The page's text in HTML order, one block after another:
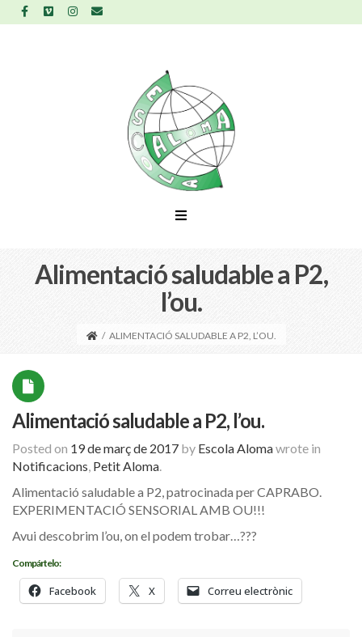
Alimentació saludable a P2,
l’ou.
/ ALIMENTACIÓ SALUDABLE A P2, L’OU.
Alimentació saludable a P2, l’ou.
Posted on 19 de març de 2017 by Escola Alomawrote in
Notificacions, Petit Aloma.
Alimentació saludable a P2, patrocinada per CAPRABO.
EXPERIMENTACIÓ SENSORIAL AMB OU!!!
Avui descobrim l’ou, on el podem trobar…???
Compártelo:
Facebook X Correu electrònic